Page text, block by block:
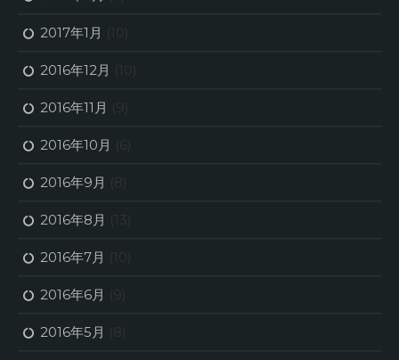
2017年1月 (10)
2016年12月 (10)
2016年11月 (9)
2016年10月 (6)
2016年9月 (8)
2016年8月 (13)
2016年7月 (10)
2016年6月 (9)
2016年5月 (8)